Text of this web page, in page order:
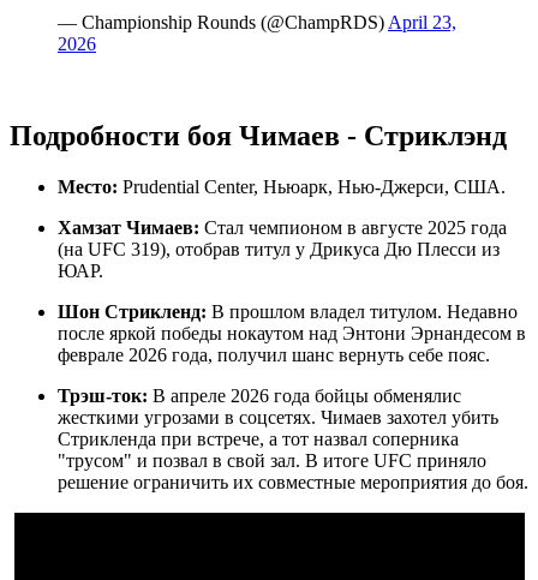
— Championship Rounds (@ChampRDS) April 23,
2026
Подробности боя Чимаев - Стриклэнд
Место: Prudential Center, Ньюарк, Нью-Джерси, США.
Хамзат Чимаев: Стал чемпионом в августе 2025 года
(на UFC 319), отобрав титул у Дрикуса Дю Плесси из
ЮАР.
Шон Стрикленд: В прошлом владел титулом. Недавно
после яркой победы нокаутом над Энтони Эрнандесом в
феврале 2026 года, получил шанс вернуть себе пояс.
Трэш-ток: В апреле 2026 года бойцы обменялис
жесткими угрозами в соцсетях. Чимаев захотел убить
Стрикленда при встрече, а тот назвал соперника
"трусом" и позвал в свой зал. В итоге UFC приняло
решение ограничить их совместные мероприятия до боя.